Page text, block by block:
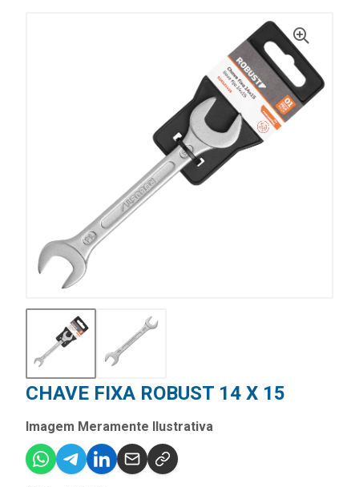
CHAVE FIXA ROBUST 14 X 15
Imagem Meramente Ilustrativa